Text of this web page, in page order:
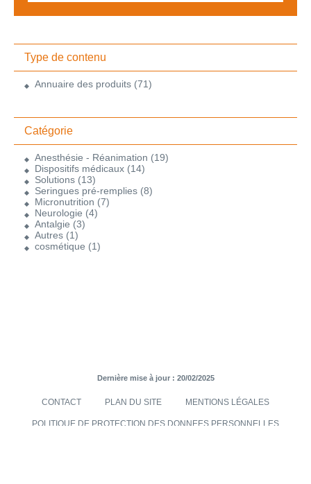
Type de contenu
Annuaire des produits (71)
Catégorie
Anesthésie - Réanimation (19)
Dispositifs médicaux (14)
Solutions (13)
Seringues pré-remplies (8)
Micronutrition (7)
Neurologie (4)
Antalgie (3)
Autres (1)
cosmétique (1)
Dernière mise à jour : 20/02/2025
CONTACT PLAN DU SITE MENTIONS LÉGALES
POLITIQUE DE PROTECTION DES DONNEES PERSONNELLES